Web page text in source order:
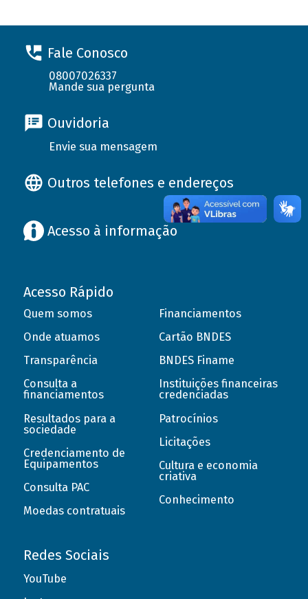
Fale Conosco
08007026337
Mande sua pergunta
Ouvidoria
Envie sua mensagem
Outros telefones e endereços
Acesso à informação
Acesso Rápido
Quem somos
Onde atuamos
Transparência
Consulta a
financiamentos
Resultados para a
sociedade
Credenciamento de
Equipamentos
Consulta PAC
Moedas contratuais
Financiamentos
Cartão BNDES
BNDES Finame
Instituições financeiras
credenciadas
Patrocínios
Licitações
Cultura e economia
criativa
Conhecimento
Redes Sociais
YouTube